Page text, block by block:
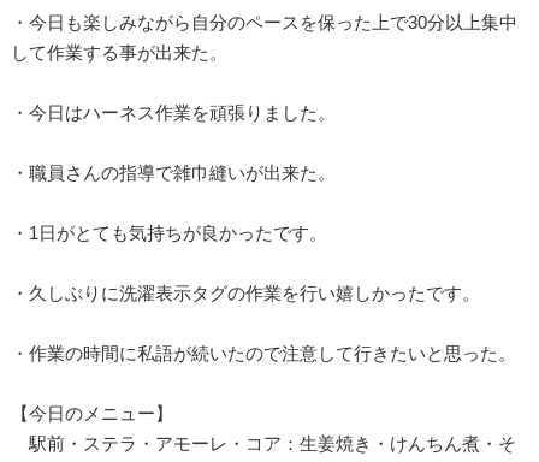
・今日も楽しみながら自分のペースを保った上で30分以上集中
して作業する事が出来た。
・今日はハーネス作業を頑張りました。
・職員さんの指導で雑巾縫いが出来た。
・1日がとても気持ちが良かったです。
・久しぶりに洗濯表示タグの作業を行い嬉しかったです。
・作業の時間に私語が続いたので注意して行きたいと思った。
【今日のメニュー】
駅前・ステラ・アモーレ・コア：生姜焼き・けんちん煮・そ